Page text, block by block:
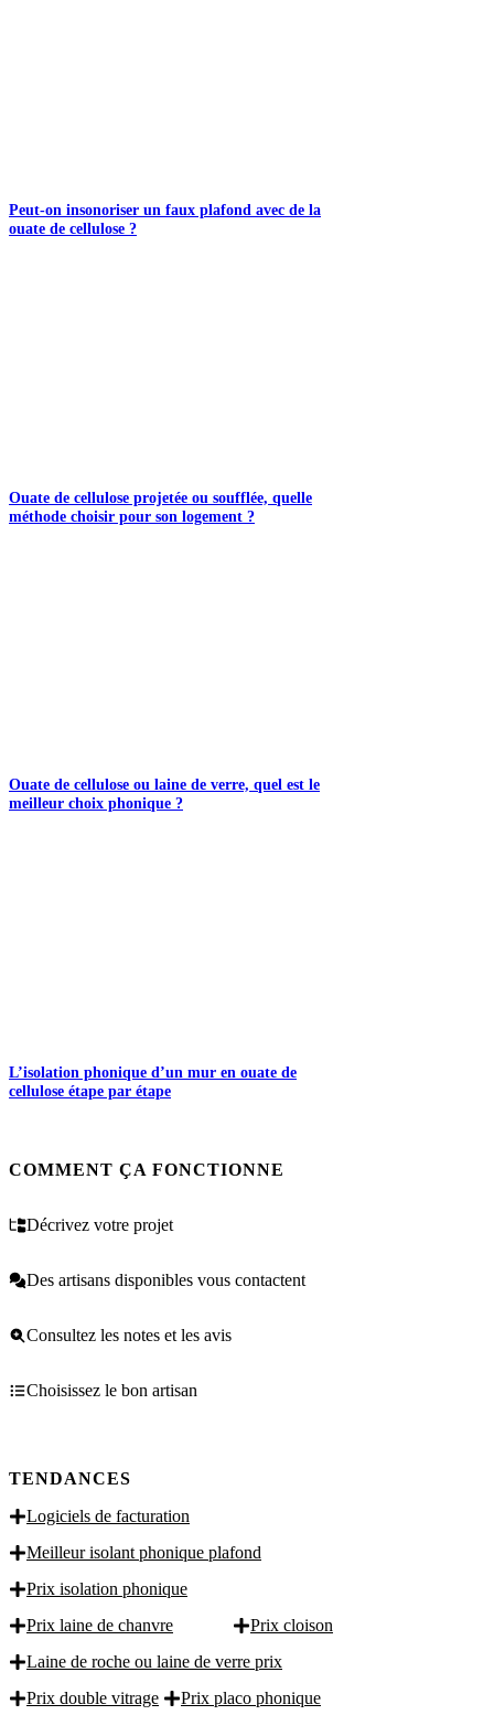
Peut-on insonoriser un faux plafond avec de la
ouate de cellulose ?
Ouate de cellulose projetée ou soufflée, quelle
méthode choisir pour son logement ?
Ouate de cellulose ou laine de verre, quel est le
meilleur choix phonique ?
L’isolation phonique d’un mur en ouate de
cellulose étape par étape
COMMENT ÇA FONCTIONNE
Décrivez votre projet
Des artisans disponibles vous contactent
Consultez les notes et les avis
Choisissez le bon artisan
TENDANCES
Logiciels de facturation
Meilleur isolant phonique plafond
Prix isolation phonique
Prix laine de chanvre
Prix cloison
Laine de roche ou laine de verre prix
Prix double vitrage
Prix placo phonique